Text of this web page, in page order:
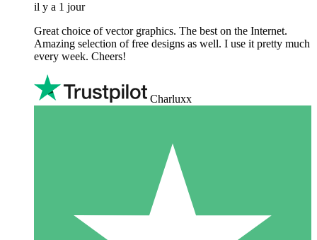
il y a 1 jour
Great choice of vector graphics. The best on the Internet.
Amazing selection of free designs as well. I use it pretty much
every week. Cheers!
Charluxx